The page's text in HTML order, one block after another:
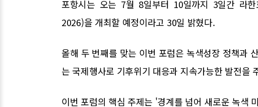
포항시는 오는 7월 8일부터 10일까지 3일간 라
2026)을 개최할 예정이라고 30일 밝혔다.
올해 두 번째를 맞는 이번 포럼은 녹색성장 정책과
는 국제행사로 기후위기 대응과 지속가능한 발전을
이번 포럼의 핵심 주제는 '경계를 넘어 새로운 녹색